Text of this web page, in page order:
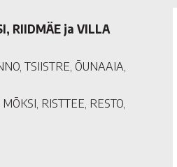
RIIDMÄE ja VILLA
TSIISTRE, ÕUNAAIA,
RISTTEE, RESTO,